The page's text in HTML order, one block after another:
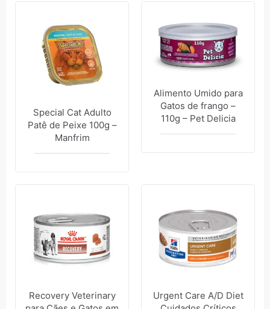
Special Cat Adulto
Patê de Peixe 100g –
Manfrim
Alimento Umido para
Gatos de frango –
110g – Pet Delicia
Recovery Veterinary
Urgent Care A/D Diet